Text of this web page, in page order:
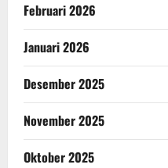
Februari 2026
Januari 2026
Desember 2025
November 2025
Oktober 2025